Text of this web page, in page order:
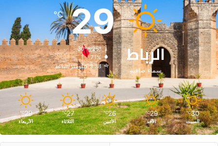
الرباط
سماء صافية
29
℃
30º - 26º
71%
3.38 كيلومتر/ساعة
30
℃
السبت
29
℃
الأحد
26
℃
الأثنين
27
℃
الثلاثاء
29
℃
الأربعاء